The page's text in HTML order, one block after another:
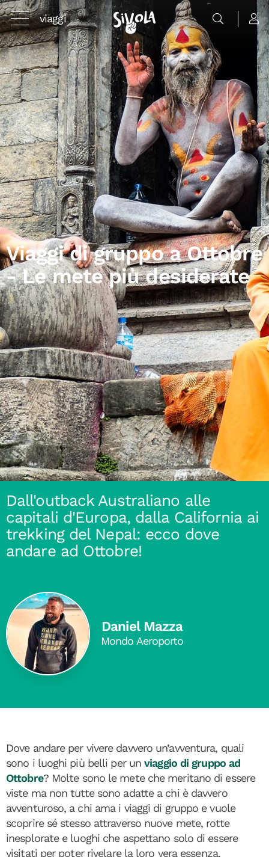
viaggi
Viaggi di gruppo a Ottobre
- Le mete più desiderate
Dall'outback Australiano alle
capitali d'Europa, dalla California ai
trekking del Nepal: ecco dove
andare ad Ottobre!
Daniel Mazza
Mondo Aeroporto
Dove andare per vivere davvero un’avventura, quali
sono i luoghi più belli per unviaggio di gruppo ad
Ottobre? Molte sono le mete che meritano di essere
viste ma non tutte sono adatte a chi è davvero
avventuroso, a chi ama i viaggi di gruppo e vuole
scoprire sé stesso attraverso nuove mete, rotte
inesplorate e luoghi che aspettano solo di essere
visitati per poter rivelare la loro vera essenza.